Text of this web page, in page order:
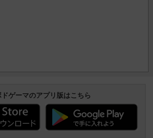
ドゲーマのアプリ版はこちら